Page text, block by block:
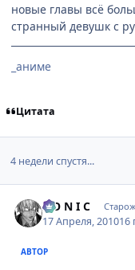
новые главы всё
странный девушк с
_аниме
Цитата
4 недели спустя...
S O N I C
17 Апреля, 201016
АВТОР